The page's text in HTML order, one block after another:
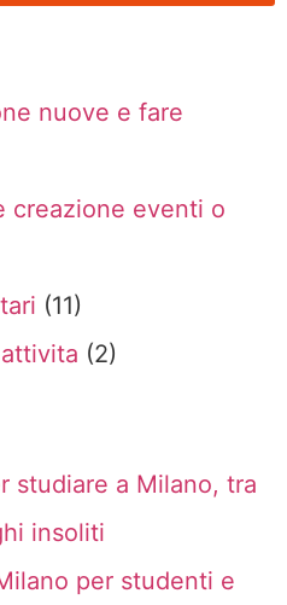
nuove e fare
creazione eventi o
(11)
(2)
studiare a Milano, tra
insoliti
per studenti e